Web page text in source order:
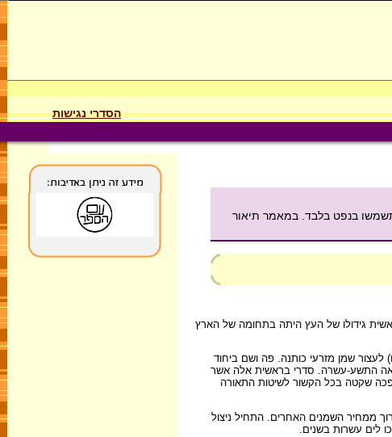
הסדרי נגישות
וברבע האחרון של המאה כבר התשמשו בנפט בלבד. במאמר תיאור
גידולו של העץ היתה בתחומה של הארץ
שמן מזרעי כותנה. פה ושם ביחוד
המאה התשע-עשרה. סדרי בראשית אלה אשר
מהפכה שקטה בכל הקשור לשיטות התאורה
ממחיר השמנים האחרים. התחיל ניצול
לים עשרות בשנים.